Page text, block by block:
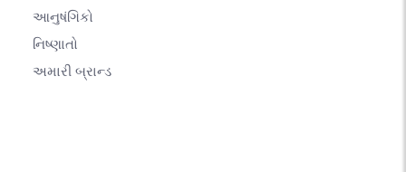
આનુષંગિકો
નિષ્ણાતો
અમારી બ્રાન્ડ